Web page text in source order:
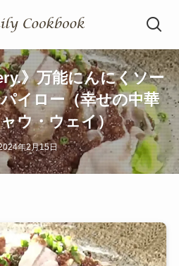
》万能にんにくソー
イロー（幸せの中華
ウ・ウェイ）
年2月15日